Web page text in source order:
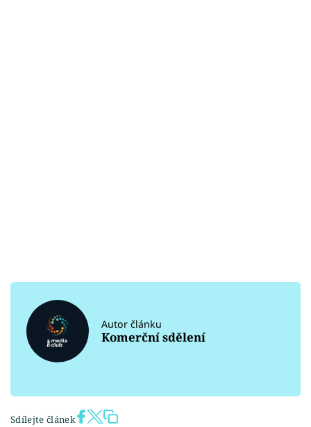
Autor článku
Komerční sdělení
Sdílejte článek